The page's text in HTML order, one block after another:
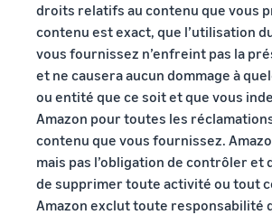
droits relatifs au contenu que vous
contenu est exact, que l’utilisation
vous fournissez n’enfreint pas la
et ne causera aucun dommage à
ou entité que ce soit et que vous
Amazon pour toutes les
contenu que vous fournissez.
mais pas l’obligation de contrôler et
de supprimer toute activité ou tout
Amazon exclut toute responsabilité